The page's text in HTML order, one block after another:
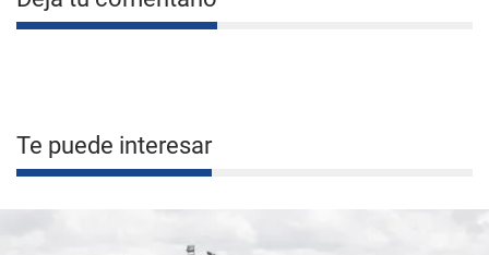
Te puede interesar